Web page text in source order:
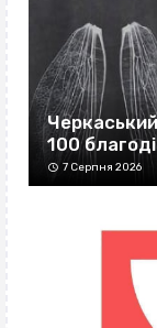
100
7 Серпня 2026